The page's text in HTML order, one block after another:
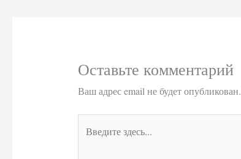
Оставьте комментарий
Ваш адрес email не будет опубликован.
здесь...